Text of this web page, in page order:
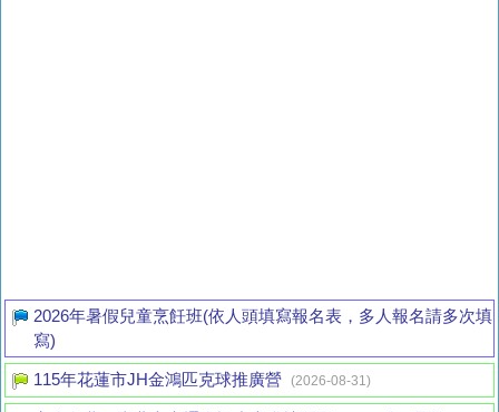
2026年暑假兒童烹飪班(依人頭填寫報名表，多人報名請多次填
寫)
115年花蓮市JH金鴻匹克球推廣營 (2026-08-31)